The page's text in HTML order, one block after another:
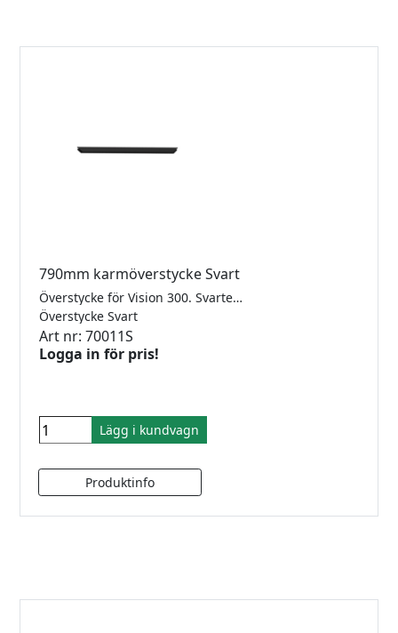
790mm karmöverstycke Svart
Överstycke för Vision 300. Svarteloxerad, För 10mm glas.
Överstycke Svart
Art nr: 70011S
Logga in för pris!
Lägg i kundvagn